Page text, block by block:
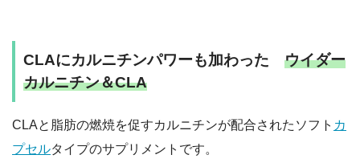
CLAにカルニチンパワーも加わった ウイダー
カルニチン＆CLA
CLAと脂肪の燃焼を促すカルニチンが配合されたソフト カ
プセルタイプのサプリメントです。